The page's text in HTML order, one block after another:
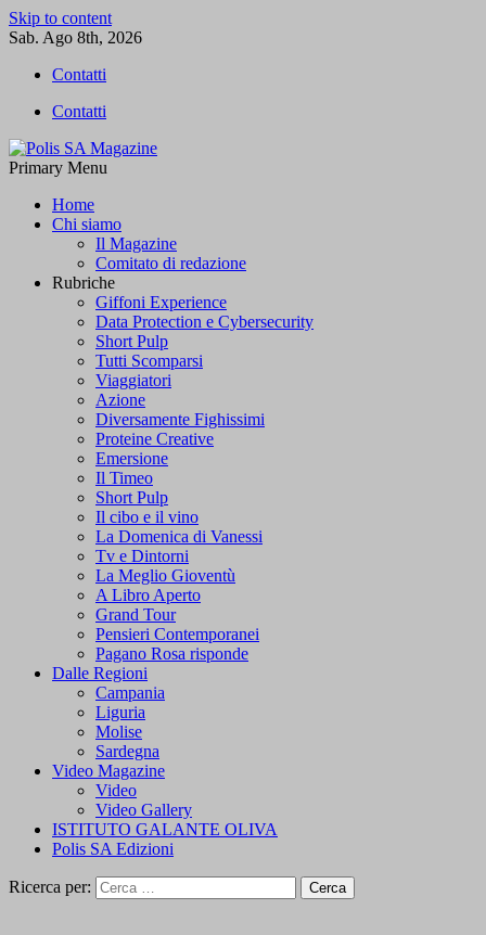
Skip to content
Sab. Ago 8th, 2026
Contatti
Contatti
Primary Menu
Home
Chi siamo
Il Magazine
Comitato di redazione
Rubriche
Giffoni Experience
Data Protection e Cybersecurity
Short Pulp
Tutti Scomparsi
Viaggiatori
Azione
Diversamente Fighissimi
Proteine Creative
Emersione
Il Timeo
Short Pulp
Il cibo e il vino
La Domenica di Vanessi
Tv e Dintorni
La Meglio Gioventù
A Libro Aperto
Grand Tour
Pensieri Contemporanei
Pagano Rosa risponde
Dalle Regioni
Campania
Liguria
Molise
Sardegna
Video Magazine
Video
Video Gallery
ISTITUTO GALANTE OLIVA
Polis SA Edizioni
Ricerca per: